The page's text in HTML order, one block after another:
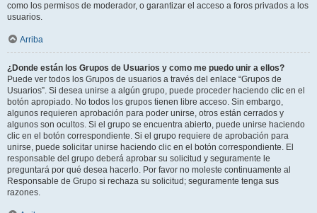
como los permisos de moderador, o garantizar el acceso a foros privados a los
usuarios.
Arriba
¿Donde están los Grupos de Usuarios y como me puedo unir a ellos?
Puede ver todos los Grupos de usuarios a través del enlace “Grupos de
Usuarios”. Si desea unirse a algún grupo, puede proceder haciendo clic en el
botón apropiado. No todos los grupos tienen libre acceso. Sin embargo,
algunos requieren aprobación para poder unirse, otros están cerrados y
algunos son ocultos. Si el grupo se encuentra abierto, puede unirse haciendo
clic en el botón correspondiente. Si el grupo requiere de aprobación para
unirse, puede solicitar unirse haciendo clic en el botón correspondiente. El
responsable del grupo deberá aprobar su solicitud y seguramente le
preguntará por qué desea hacerlo. Por favor no moleste continuamente al
Responsable de Grupo si rechaza su solicitud; seguramente tenga sus
razones.